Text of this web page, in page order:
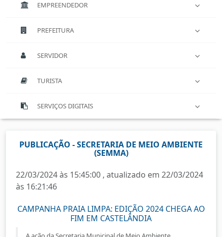
EMPREENDEDOR
PREFEITURA
SERVIDOR
TURISTA
SERVIÇOS DIGITAIS
PUBLICAÇÃO - SECRETARIA DE MEIO AMBIENTE
(SEMMA)
22/03/2024 às 15:45:00 , atualizado em 22/03/2024
às 16:21:46
CAMPANHA PRAIA LIMPA: EDIÇÃO 2024 CHEGA AO
FIM EM CASTELÂNDIA